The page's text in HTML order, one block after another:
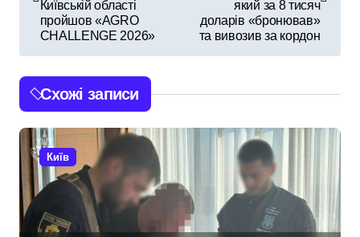
і
г
а
ц
і
я
Київській області
пройшов «AGRO
CHALLENGE 2026»
який за 8 тисяч
доларів «бронював»
та вивозив за кордон
Схожі записи
Київ